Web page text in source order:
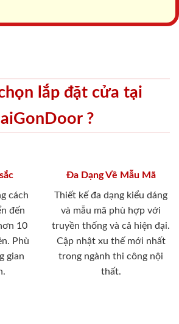
lắp đặt cửa tại
?
cách
đến
10
Phù
gian
Đa Dạng Về Mẫu Mã
Thiết kế đa dạng kiểu dáng
và mẫu mã phù hợp với
truyền thống và cả hiện đại.
Cập nhật xu thế mới nhất
trong ngành thi công nội
thất.